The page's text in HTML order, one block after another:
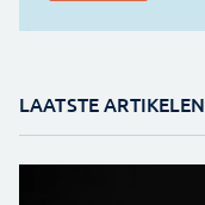
LAATSTE ARTIKELEN